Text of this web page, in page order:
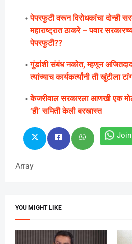
पेपरफुटी वरून विरोधकांचा दोन्ही
महाराष्ट्रात ठाकरे – पवार
पेपरफुटी??
गुंडांशी संबंध नकोत, म्हणून
त्यांच्याच कार्यकर्त्यांनी ती खुंटीला
केजरीवाल सरकारला आणखी एक
‘ही’ समिती केली बरखास्त
Join
Array
YOU MIGHT LIKE